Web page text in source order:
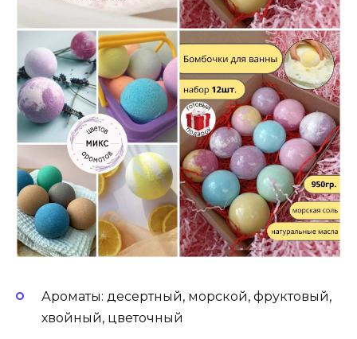
Ароматы: десертный, морской, фруктовый,
хвойный, цветочный